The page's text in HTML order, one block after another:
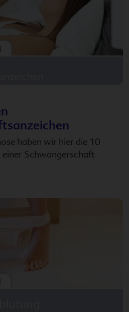
haben wir hier die 10
Schwangerschaft